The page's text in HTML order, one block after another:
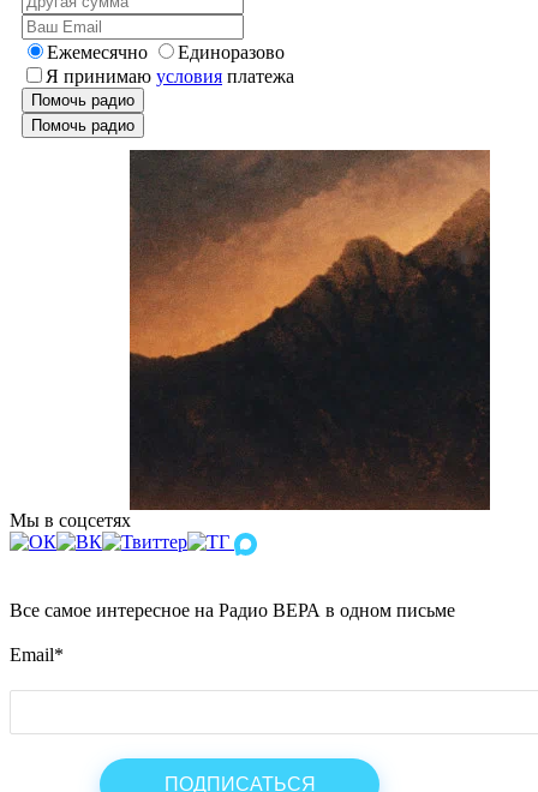
Ежемесячно
Единоразово
Я принимаю условия платежа
Помочь радио
Помочь радио
Мы в соцсетях
Все самое интересное на Радио ВЕРА в одном письме
Email*